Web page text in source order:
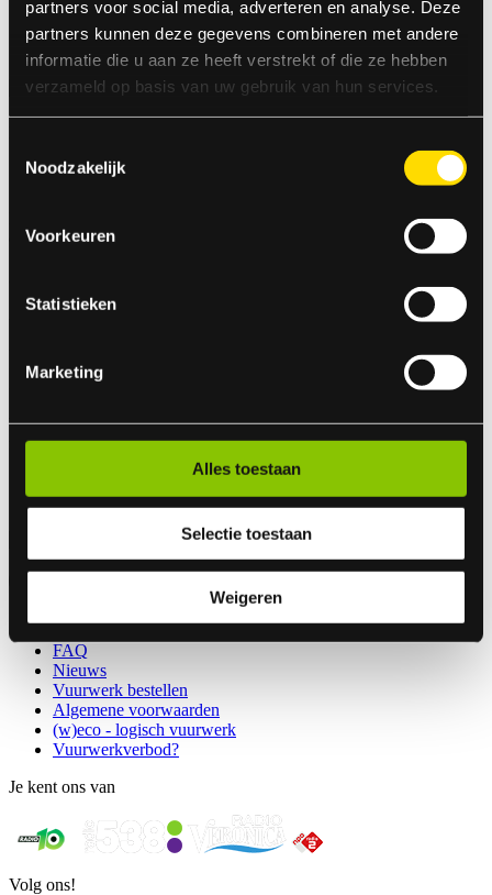
partners voor social media, adverteren en analyse. Deze
partners kunnen deze gegevens combineren met andere
informatie die u aan ze heeft verstrekt of die ze hebben
verzameld op basis van uw gebruik van hun services.
Noodzakelijk
Voorkeuren
Statistieken
Marketing
Alles toestaan
Selectie toestaan
Weigeren
100% GELD-TERUG-GARANTIE
Indien er in 2026 weer een landelijk vuurwerkverbod is, storten wij
de betaalde bedragen automatisch terug
30 dec 07:00 - 20:00 uur
31 dec 08:00 - 16:00 uur
Voor vragen over uw bestelling kunt u mailen naar :
mdegraaf@bouwbedrijftimmer.nl
FAQ
Nieuws
Vuurwerk bestellen
Algemene voorwaarden
(w)eco - logisch vuurwerk
Vuurwerkverbod?
Je kent ons van
Volg ons!